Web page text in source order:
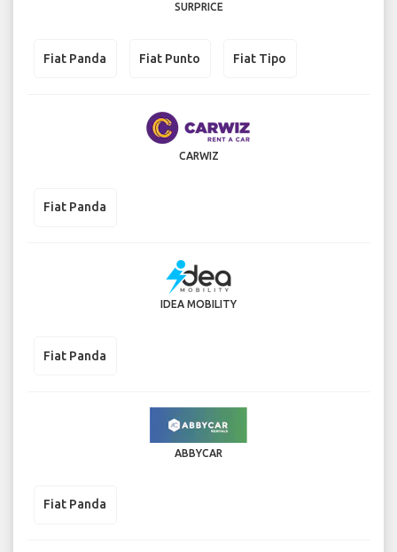
SURPRICE
Fiat Panda Fiat Punto Fiat Tipo
CARWIZ
Fiat Panda
IDEA MOBILITY
Fiat Panda
ABBYCAR
Fiat Panda